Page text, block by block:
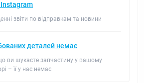
звіти по відправкам та новини
деталей немає
ви шукаєте запчастину у вашому
– її у нас немає